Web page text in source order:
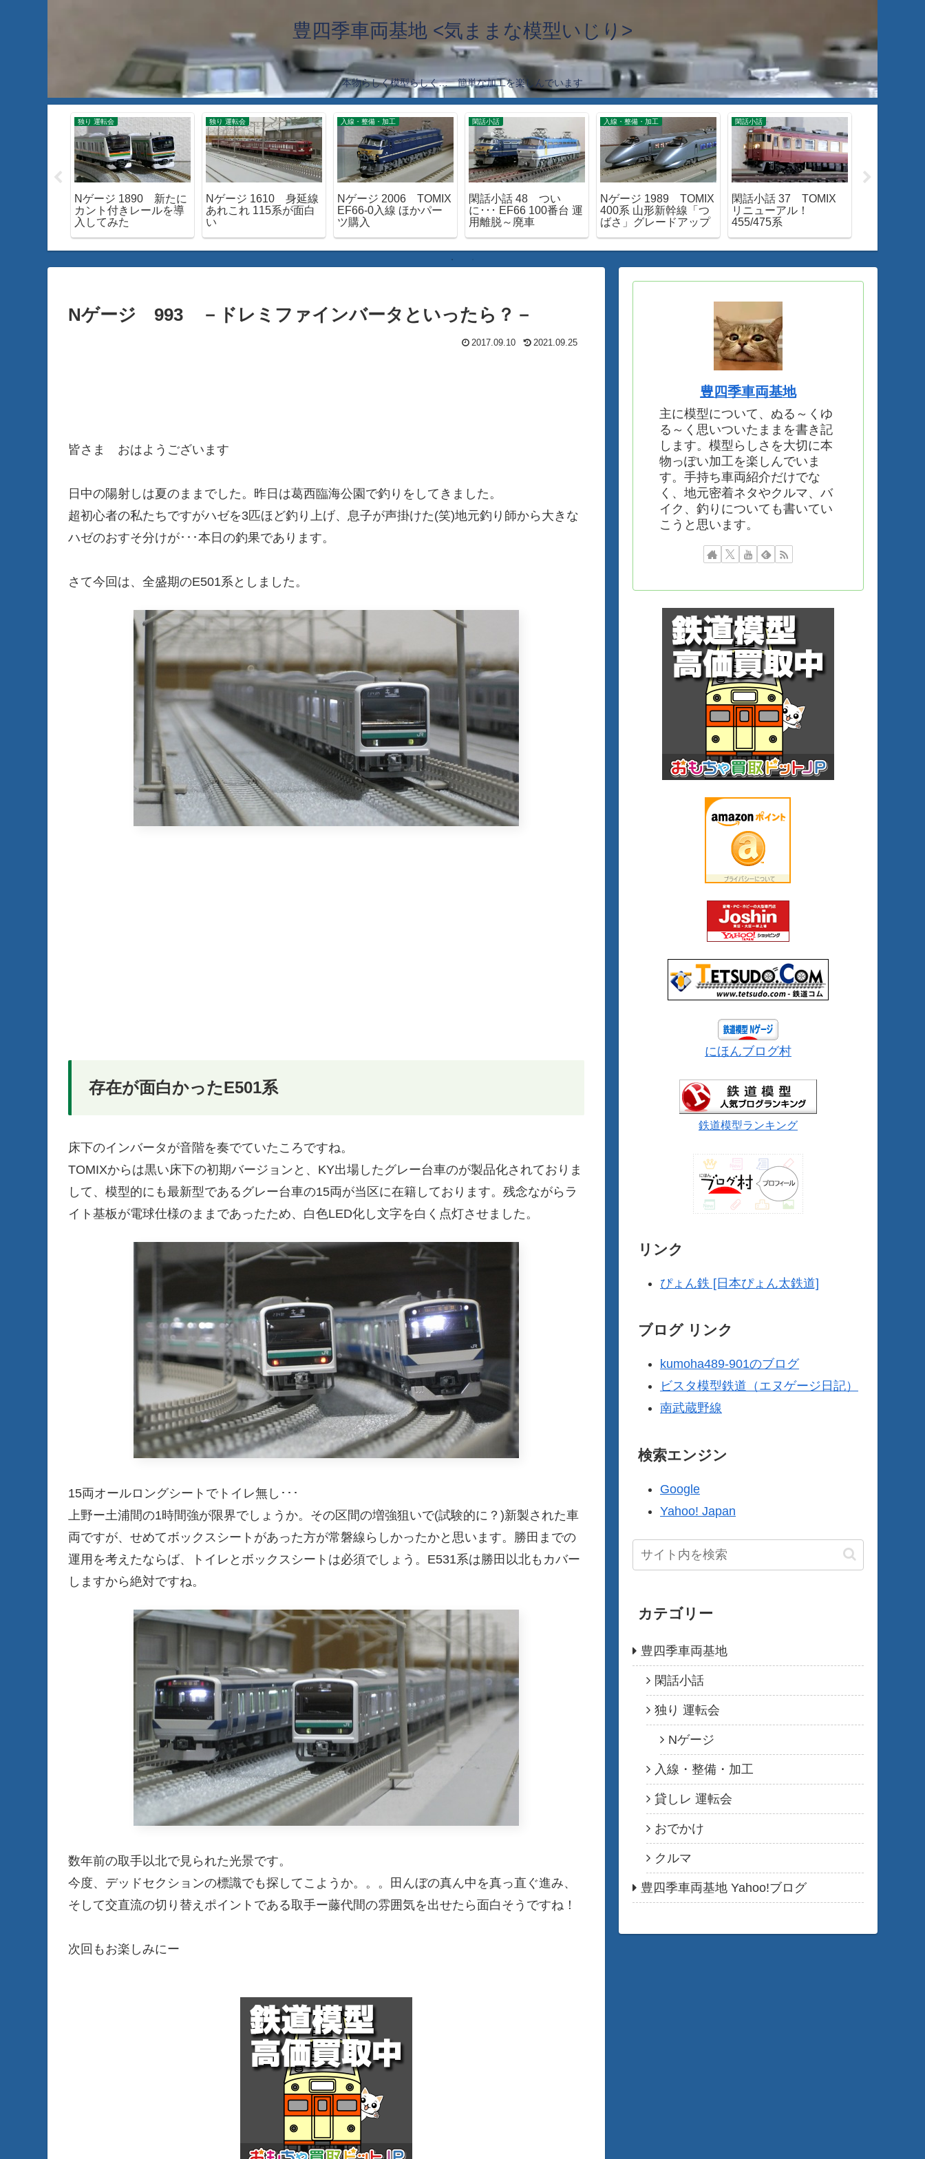
豊四季車両基地 <気ままな模型いじり>
本物らしく模型らしく… 簡単な加工を楽しんでいます
独り 運転会
Nゲージ 1890 新たに
カント付きレールを導
入してみた
独り 運転会
Nゲージ 1610 身延線
あれこれ 115系が面白
い
入線・整備・加工
Nゲージ 2006 TOMIX
EF66-0入線 ほかパー
ツ購入
閑話小話
閑話小話 48 つい
に･･･ EF66 100番台 運
用離脱～廃車
入線・整備・加工
Nゲージ 1989 TOMIX
400系 山形新幹線「つ
ばさ」グレードアップ
閑話小話
閑話小話 37 TOMIX
リニューアル！
455/475系
Nゲージ 993 －ドレミファインバータといったら？－
2017.09.10 2021.09.25
皆さま おはようございます
日中の陽射しは夏のままでした。昨日は葛西臨海公園で釣りをしてきました。
超初心者の私たちですがハゼを3匹ほど釣り上げ、息子が声掛けた(笑)地元釣り師から大きな
ハゼのおすそ分けが･･･本日の釣果であります。
さて今回は、全盛期のE501系としました。
存在が面白かったE501系
床下のインバータが音階を奏でていたころですね。
TOMIXからは黒い床下の初期バージョンと、KY出場したグレー台車のが製品化されておりま
して、模型的にも最新型であるグレー台車の15両が当区に在籍しております。残念ながらラ
イト基板が電球仕様のままであったため、白色LED化し文字を白く点灯させました。
15両オールロングシートでトイレ無し･･･
上野ー土浦間の1時間強が限界でしょうか。その区間の増強狙いで(試験的に？)新製された車
両ですが、せめてボックスシートがあった方が常磐線らしかったかと思います。勝田までの
運用を考えたならば、トイレとボックスシートは必須でしょう。E531系は勝田以北もカバー
しますから絶対ですね。
数年前の取手以北で見られた光景です。
今度、デッドセクションの標識でも探してこようか。。。田んぼの真ん中を真っ直ぐ進み、
そして交直流の切り替えポイントである取手ー藤代間の雰囲気を出せたら面白そうですね！
次回もお楽しみにー
豊四季車両基地
主に模型について、ぬる～くゆ
る～く思いついたままを書き記
します。模型らしさを大切に本
物っぽい加工を楽しんでいま
す。手持ち車両紹介だけでな
く、地元密着ネタやクルマ、バ
イク、釣りについても書いてい
こうと思います。
にほんブログ村
鉄道模型ランキング
リンク
ぴょん鉄 [日本ぴょん太鉄道]
ブログ リンク
kumoha489-901のブログ
ビスタ模型鉄道（エヌゲージ日記）
南武蔵野線
検索エンジン
Google
Yahoo! Japan
カテゴリー
豊四季車両基地
閑話小話
独り 運転会
Nゲージ
入線・整備・加工
貸しレ 運転会
おでかけ
クルマ
豊四季車両基地 Yahoo!ブログ